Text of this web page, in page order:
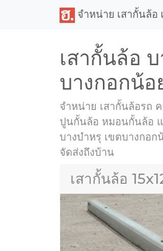
จำหน่าย เสากั้นล้
เสากั้นล้อ
บางกอกน้อ
จำหน่าย เสากั้นล้อรถ
ปูนกั้นล้อ หมอนกั้นล้อ
บางบำหรุ เขตบางกอ
จัดส่งถึงบ้าน
เสากั้นล้อ